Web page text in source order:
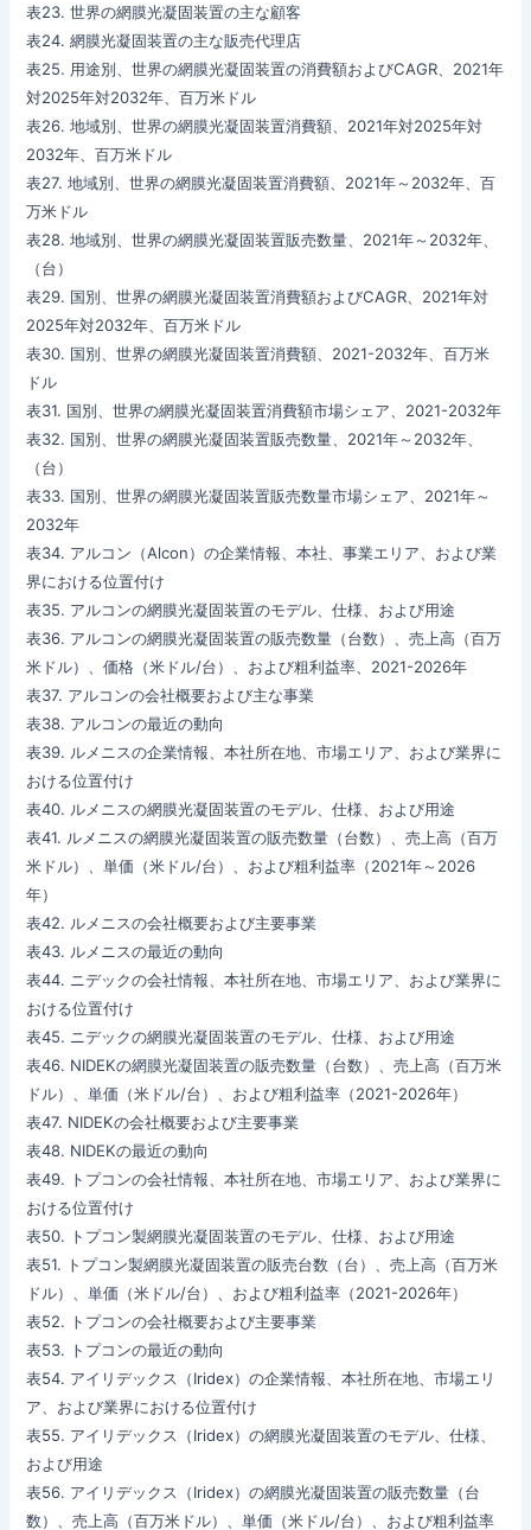
表23. 世界の網膜光凝固装置の主な顧客
表24. 網膜光凝固装置の主な販売代理店
表25. 用途別、世界の網膜光凝固装置の消費額およびCAGR、2021年
対2025年対2032年、百万米ドル
表26. 地域別、世界の網膜光凝固装置消費額、2021年対2025年対
2032年、百万米ドル
表27. 地域別、世界の網膜光凝固装置消費額、2021年～2032年、百
万米ドル
表28. 地域別、世界の網膜光凝固装置販売数量、2021年～2032年、
（台）
表29. 国別、世界の網膜光凝固装置消費額およびCAGR、2021年対
2025年対2032年、百万米ドル
表30. 国別、世界の網膜光凝固装置消費額、2021-2032年、百万米
ドル
表31. 国別、世界の網膜光凝固装置消費額市場シェア、2021-2032年
表32. 国別、世界の網膜光凝固装置販売数量、2021年～2032年、
（台）
表33. 国別、世界の網膜光凝固装置販売数量市場シェア、2021年～
2032年
表34. アルコン（Alcon）の企業情報、本社、事業エリア、および業
界における位置付け
表35. アルコンの網膜光凝固装置のモデル、仕様、および用途
表36. アルコンの網膜光凝固装置の販売数量（台数）、売上高（百万
米ドル）、価格（米ドル/台）、および粗利益率、2021-2026年
表37. アルコンの会社概要および主な事業
表38. アルコンの最近の動向
表39. ルメニスの企業情報、本社所在地、市場エリア、および業界に
おける位置付け
表40. ルメニスの網膜光凝固装置のモデル、仕様、および用途
表41. ルメニスの網膜光凝固装置の販売数量（台数）、売上高（百万
米ドル）、単価（米ドル/台）、および粗利益率（2021年～2026
年）
表42. ルメニスの会社概要および主要事業
表43. ルメニスの最近の動向
表44. ニデックの会社情報、本社所在地、市場エリア、および業界に
おける位置付け
表45. ニデックの網膜光凝固装置のモデル、仕様、および用途
表46. NIDEKの網膜光凝固装置の販売数量（台数）、売上高（百万米
ドル）、単価（米ドル/台）、および粗利益率（2021-2026年）
表47. NIDEKの会社概要および主要事業
表48. NIDEKの最近の動向
表49. トプコンの会社情報、本社所在地、市場エリア、および業界に
おける位置付け
表50. トプコン製網膜光凝固装置のモデル、仕様、および用途
表51. トプコン製網膜光凝固装置の販売台数（台）、売上高（百万米
ドル）、単価（米ドル/台）、および粗利益率（2021-2026年）
表52. トプコンの会社概要および主要事業
表53. トプコンの最近の動向
表54. アイリデックス（Iridex）の企業情報、本社所在地、市場エリ
ア、および業界における位置付け
表55. アイリデックス（Iridex）の網膜光凝固装置のモデル、仕様、
および用途
表56. アイリデックス（Iridex）の網膜光凝固装置の販売数量（台
数）、売上高（百万米ドル）、単価（米ドル/台）、および粗利益率